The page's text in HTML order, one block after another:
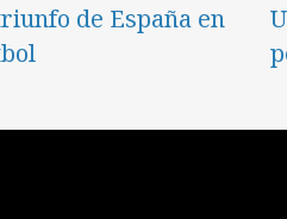
de España en